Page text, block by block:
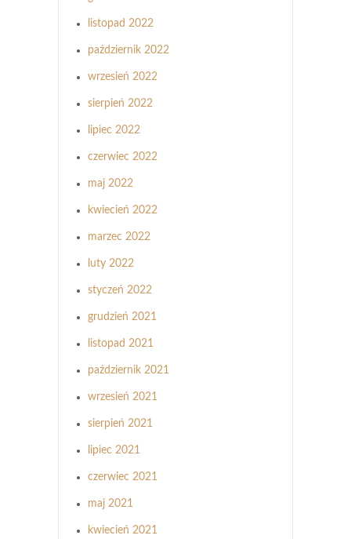
listopad 2022
październik 2022
wrzesień 2022
sierpień 2022
lipiec 2022
czerwiec 2022
maj 2022
kwiecień 2022
marzec 2022
luty 2022
styczeń 2022
grudzień 2021
listopad 2021
październik 2021
wrzesień 2021
sierpień 2021
lipiec 2021
czerwiec 2021
maj 2021
kwiecień 2021